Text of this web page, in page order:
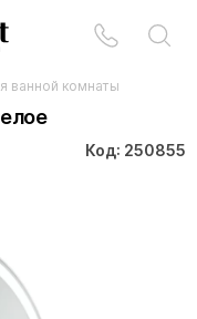
ванной комнаты
Код: 250855